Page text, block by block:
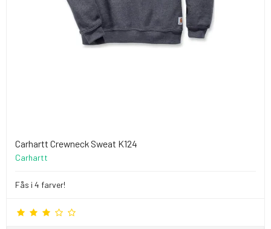
Carhartt Crewneck Sweat K124
Carhartt
Fås i 4 farver!